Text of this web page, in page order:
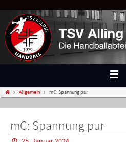
Allgemein mC: Spannung pur
mC: Spannung pur